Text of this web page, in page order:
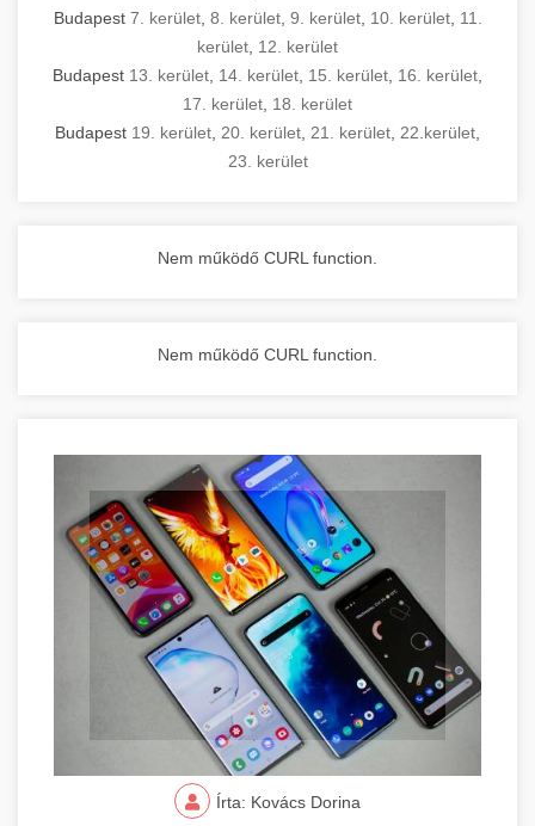
Budapest 7. kerület, 8. kerület, 9. kerület, 10. kerület, 11.
kerület 12. kerület
Budapest 13. kerület 14. kerület 15. kerület 16. kerület
17. kerület 18. kerület
Budapest 19. kerület 20. kerület 21. kerület 22.kerület
23. kerület
Nem működő CURL function.
Nem működő CURL function.
Írta: Kovács Dorina